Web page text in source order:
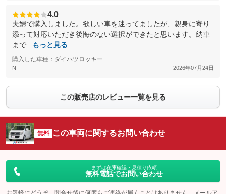
4.0
夫婦で購入しました。欲しい車を迷ってましたが、親身に寄り
添って対応いただき後悔のない選択ができたと思います。納車
まで...
もっと見る
購入した車種：ダイハツロッキー
N 2026年07月24日
この販売店のレビュー一覧を見る
無料 この車両に関するお問い合わせ
まずは在庫確認・見積り依頼
無料電話でお問い合わせ